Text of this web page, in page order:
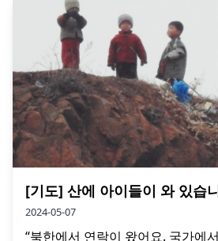
[기도] 산에 아이들이 와 있습
2024-05-07
“북한에서 연락이 왔어요. 국가에